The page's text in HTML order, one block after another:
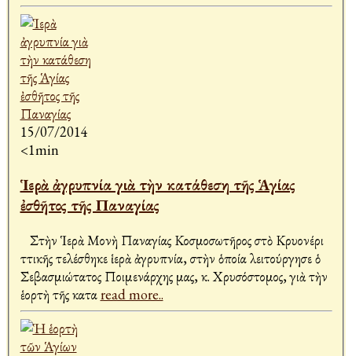
15/07/2014
<1min
Ἱερὰ ἀγρυπνία γιὰ τὴν κατάθεση τῆς Ἁγίας
ἐσθῆτος τῆς Παναγίας
Στὴν Ἱερὰ Μονὴ Παναγίας Κοσμοσωτῆρος στὸ Κρυονέρι
Ἀττικῆς τελέσθηκε ἱερὰ ἀγρυπνία, στὴν ὁποία λειτούργησε ὁ
Σεβασμιώτατος Ποιμενάρχης μας, κ. Χρυσόστομος, γιὰ τὴν
ἑορτὴ τῆς καταread more..